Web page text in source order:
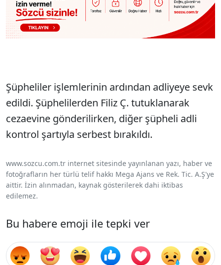
Şüpheliler işlemlerinin ardından adliyeye sevk
edildi. Şüphelilerden Filiz Ç. tutuklanarak
cezaevine gönderilirken, diğer şüpheli adli
kontrol şartıyla serbest bırakıldı.
www.sozcu.com.tr internet sitesinde yayınlanan yazı, haber ve
fotoğrafların her türlü telif hakkı Mega Ajans ve Rek. Tic. A.Ş'ye
aittir. İzin alınmadan, kaynak gösterilerek dahi iktibas
edilemez.
Bu habere emoji ile tepki ver